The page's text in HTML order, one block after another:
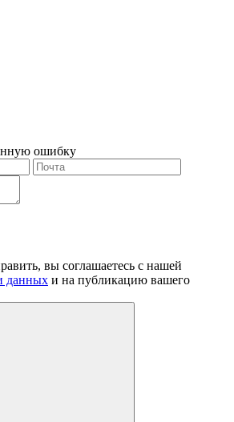
ошибку
вы соглашаетесь с нашей
данных и на публикацию вашего